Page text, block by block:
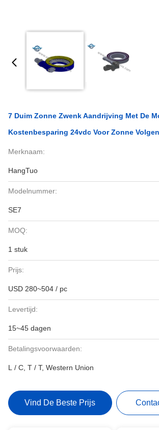
7 Duim Zonne Zwenk Aandrijving Met De
Kostenbesparing 24vdc Voor Zonne
Merknaam:
HangTuo
Modelnummer:
SE7
MOQ:
1 stuk
Prijs:
USD 280~504 / pc
Levertijd:
15~45 dagen
Betalingsvoorwaarden:
L / C, T / T, Western Union
Vind De Beste Prijs